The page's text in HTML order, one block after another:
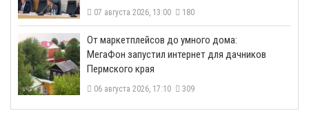
07 августа 2026, 13:00 180
От маркетплейсов до умного дома:
МегаФон запустил интернет для дачников
Пермского края
06 августа 2026, 17:10 309